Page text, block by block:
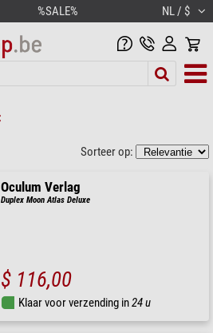
%SALE% NL / $
Sorteer op:
Oculum Verlag
Duplex Moon Atlas Deluxe
$ 116,00
Klaar voor verzending in24 u